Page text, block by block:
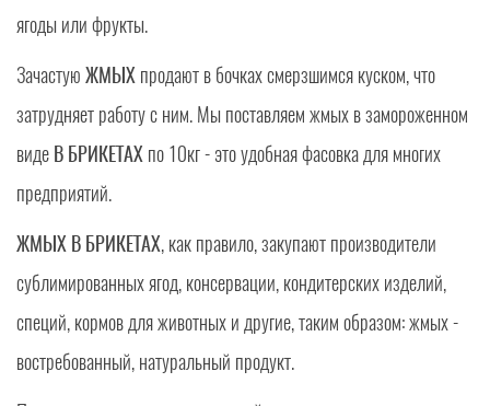
ягоды или фрукты.
Зачастую ЖМЫХ продают в бочках смерзшимся куском, что
затрудняет работу с ним. Мы поставляем жмых в замороженном
виде В БРИКЕТАХ по 10кг - это удобная фасовка для многих
предприятий.
ЖМЫХ В БРИКЕТАХ, как правило, закупают производители
сублимированных ягод, консервации, кондитерских изделий,
специй, кормов для животных и другие, таким образом: жмых -
востребованный, натуральный продукт.